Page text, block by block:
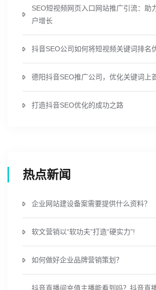
SEO短视频网页入口网站推广引流：助
户增长
抖音SEO公司如何将短视频关键词排名
德阳抖音SEO推广公司，优化关键词上
打造抖音SEO优化的成功之路
热点新闻
企业网站建设备案需要提供什么资料？
软文营销以“软功夫”打造“硬实力”!
如何做好企业品牌营销策划？
抖音直播间充值主播能看到吗？抖音直